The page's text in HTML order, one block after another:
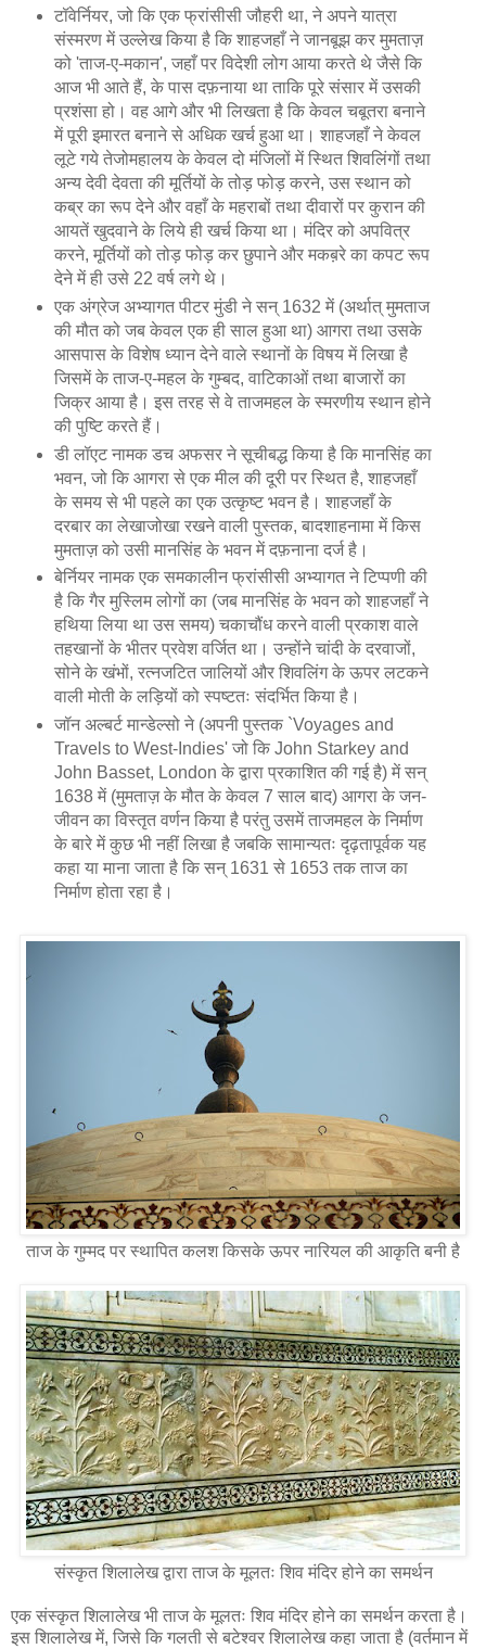
टॉवेर्नियर, जो कि एक फ्रांसीसी जौहरी था, ने अपने यात्रा
संस्मरण में उल्लेख किया है कि शाहजहाँ ने जानबूझ कर मुमताज़
को 'ताज-ए-मकान', जहाँ पर विदेशी लोग आया करते थे जैसे कि
आज भी आते हैं, के पास दफ़नाया था ताकि पूरे संसार में उसकी
प्रशंसा हो। वह आगे और भी लिखता है कि केवल चबूतरा बनाने
में पूरी इमारत बनाने से अधिक खर्च हुआ था। शाहजहाँ ने केवल
लूटे गये तेजोमहालय के केवल दो मंजिलों में स्थित शिवलिंगों तथा
अन्य देवी देवता की मूर्तियों के तोड़ फोड़ करने, उस स्थान को
कब्र का रूप देने और वहाँ के महराबों तथा दीवारों पर कुरान की
आयतें खुदवाने के लिये ही खर्च किया था। मंदिर को अपवित्र
करने, मूर्तियों को तोड़ फोड़ कर छुपाने और मकब़रे का कपट रूप
देने में ही उसे 22 वर्ष लगे थे।
एक अंग्रेज अभ्यागत पीटर मुंडी ने सन् 1632 में (अर्थात् मुमताज
की मौत को जब केवल एक ही साल हुआ था) आगरा तथा उसके
आसपास के विशेष ध्यान देने वाले स्थानों के विषय में लिखा है
जिसमें के ताज-ए-महल के गुम्बद, वाटिकाओं तथा बाजारों का
जिक्र आया है। इस तरह से वे ताजमहल के स्मरणीय स्थान होने
की पुष्टि करते हैं।
डी लॉएट नामक डच अफसर ने सूचीबद्ध किया है कि मानसिंह का
भवन, जो कि आगरा से एक मील की दूरी पर स्थित है, शाहजहाँ
के समय से भी पहले का एक उत्कृष्ट भवन है। शाहजहाँ के
दरबार का लेखाजोखा रखने वाली पुस्तक, बादशाहनामा में किस
मुमताज़ को उसी मानसिंह के भवन में दफ़नाना दर्ज है।
बेर्नियर नामक एक समकालीन फ्रांसीसी अभ्यागत ने टिप्पणी की
है कि गैर मुस्लिम लोगों का (जब मानसिंह के भवन को शाहजहाँ ने
हथिया लिया था उस समय) चकाचौंध करने वाली प्रकाश वाले
तहखानों के भीतर प्रवेश वर्जित था। उन्होंने चांदी के दरवाजों,
सोने के खंभों, रत्नजटित जालियों और शिवलिंग के ऊपर लटकने
वाली मोती के लड़ियों को स्पष्टतः संदर्भित किया है।
जॉन अल्बर्ट मान्डेल्सो ने (अपनी पुस्तक `Voyages and
Travels to West-Indies' जो कि John Starkey and
John Basset, London के द्वारा प्रकाशित की गई है) में सन्
1638 में (मुमताज़ के मौत के केवल 7 साल बाद) आगरा के जन-
जीवन का विस्तृत वर्णन किया है परंतु उसमें ताजमहल के निर्माण
के बारे में कुछ भी नहीं लिखा है जबकि सामान्यतः दृढ़तापूर्वक यह
कहा या माना जाता है कि सन् 1631 से 1653 तक ताज का
निर्माण होता रहा है।
ताज के गुम्मद पर स्थापित कलश किसके ऊपर नारियल की आकृति बनी है
संस्कृत शिलालेख द्वारा ताज के मूलतः शिव मंदिर होने का समर्थन
एक संस्कृत शिलालेख भी ताज के मूलतः शिव मंदिर होने का समर्थन करता है।
इस शिलालेख में, जिसे कि गलती से बटेश्वर शिलालेख कहा जाता है (वर्तमान में